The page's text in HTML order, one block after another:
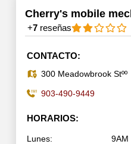
Cherry's mobile
+7reseñas
CONTACTO:
300 Meadowbrook Stºº
903-490-9449
HORARIOS:
Lunes: 9AM